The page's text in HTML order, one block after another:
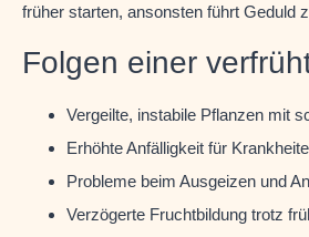
früher starten, ansonsten führt Geduld
Folgen einer
Vergeilte, instabile Pflanzen mit
Erhöhte Anfälligkeit für
Probleme beim Ausgeizen und
Verzögerte Fruchtbildung trotz